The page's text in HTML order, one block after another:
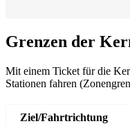
Grenzen der
Mit einem Ticket für die
Stationen fahren